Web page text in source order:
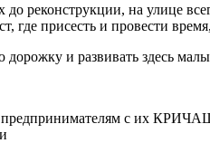
реконструкции, на улице
где присесть и провести
и развивать здесь
предпринимателям с их